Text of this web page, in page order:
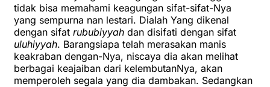
tidak bisa memahami keagungan sifat-sifat-Nya
yang sempurna nan lestari. Dialah Yang dikenal
dengan sifat rububiyyah dan disifati dengan sifat
uluhiyyah. Barangsiapa telah merasakan manis
keakraban dengan-Nya, niscaya dia akan melihat
berbagai keajaiban dari kelembutanNya, akan
memperoleh segala yang dia dambakan. Sedangkan